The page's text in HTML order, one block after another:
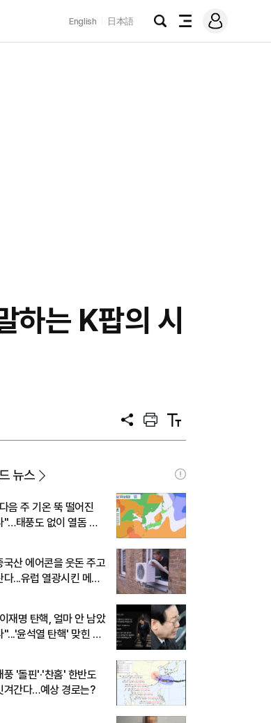
English 日本語
검
전
메
그
하는 K팝의 시
공
프
트
텍
트
뉴스
음 주 기온 뚝 떨어진
"…태풍도 없이 열돔 박
국산 에어콘을 웃돈 주고
다...유럽 열광시킨 메이
재명 탄핵, 얼마 안 남았
"...'윤석열 탄핵' 맞힌 무
풍 '돌핀'·'찬홈' 한반도
겨간다…예상 경로는?